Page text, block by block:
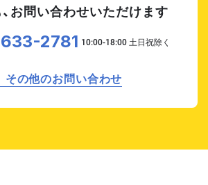
お問い合わせいただけます
2781
その他のお問い合わせ